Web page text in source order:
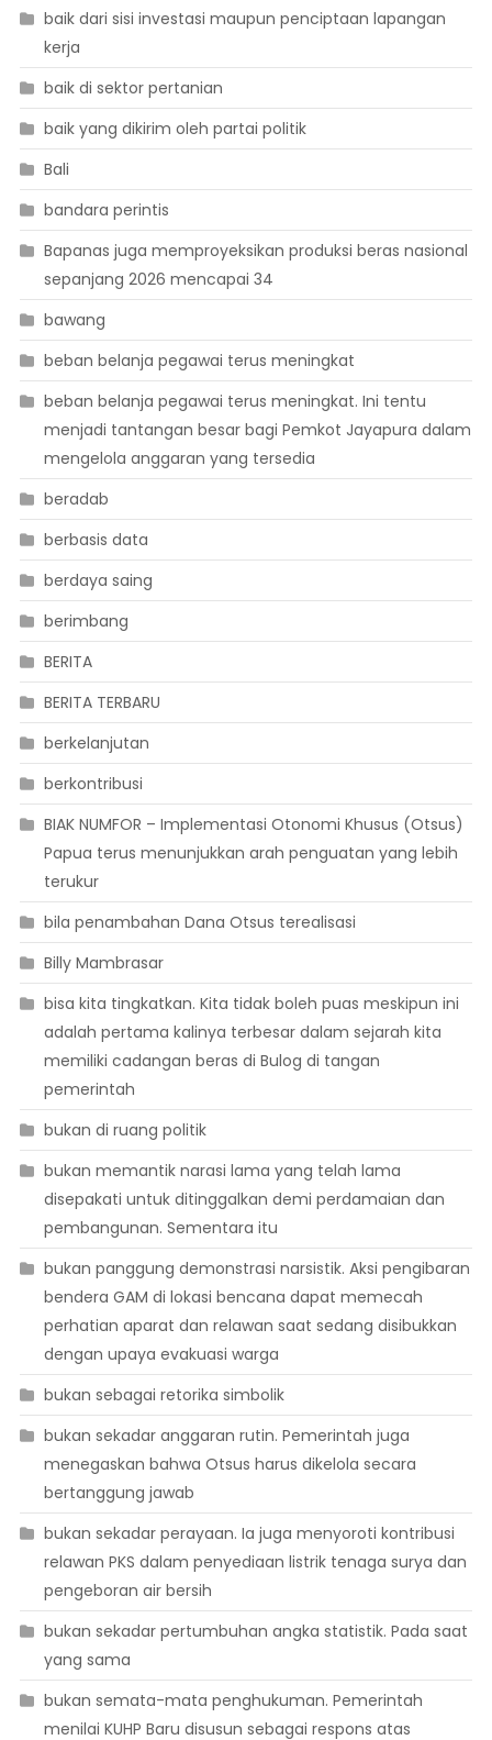
baik dari sisi investasi maupun penciptaan lapangan
kerja
baik di sektor pertanian
baik yang dikirim oleh partai politik
Bali
bandara perintis
Bapanas juga memproyeksikan produksi beras nasional
sepanjang 2026 mencapai 34
bawang
beban belanja pegawai terus meningkat
beban belanja pegawai terus meningkat. Ini tentu
menjadi tantangan besar bagi Pemkot Jayapura dalam
mengelola anggaran yang tersedia
beradab
berbasis data
berdaya saing
berimbang
BERITA
BERITA TERBARU
berkelanjutan
berkontribusi
BIAK NUMFOR – Implementasi Otonomi Khusus (Otsus)
Papua terus menunjukkan arah penguatan yang lebih
terukur
bila penambahan Dana Otsus terealisasi
Billy Mambrasar
bisa kita tingkatkan. Kita tidak boleh puas meskipun ini
adalah pertama kalinya terbesar dalam sejarah kita
memiliki cadangan beras di Bulog di tangan
pemerintah
bukan di ruang politik
bukan memantik narasi lama yang telah lama
disepakati untuk ditinggalkan demi perdamaian dan
pembangunan. Sementara itu
bukan panggung demonstrasi narsistik. Aksi pengibaran
bendera GAM di lokasi bencana dapat memecah
perhatian aparat dan relawan saat sedang disibukkan
dengan upaya evakuasi warga
bukan sebagai retorika simbolik
bukan sekadar anggaran rutin. Pemerintah juga
menegaskan bahwa Otsus harus dikelola secara
bertanggung jawab
bukan sekadar perayaan. Ia juga menyoroti kontribusi
relawan PKS dalam penyediaan listrik tenaga surya dan
pengeboran air bersih
bukan sekadar pertumbuhan angka statistik. Pada saat
yang sama
bukan semata-mata penghukuman. Pemerintah
menilai KUHP Baru disusun sebagai respons atas